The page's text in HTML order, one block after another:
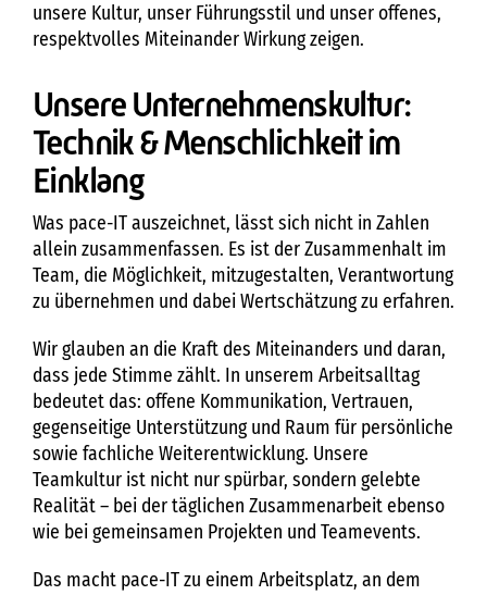
unsere Kultur, unser Führungsstil und unser offenes,
respektvolles Miteinander Wirkung zeigen.
Unsere Unternehmenskultur:
Technik & Menschlichkeit im
Einklang
Was pace-IT auszeichnet, lässt sich nicht in Zahlen
allein zusammenfassen. Es ist der Zusammenhalt im
Team, die Möglichkeit, mitzugestalten, Verantwortung
zu übernehmen und dabei Wertschätzung zu erfahren.
Wir glauben an die Kraft des Miteinanders und daran,
dass jede Stimme zählt. In unserem Arbeitsalltag
bedeutet das: offene Kommunikation, Vertrauen,
gegenseitige Unterstützung und Raum für persönliche
sowie fachliche Weiterentwicklung. Unsere
Teamkultur ist nicht nur spürbar, sondern gelebte
Realität – bei der täglichen Zusammenarbeit ebenso
wie bei gemeinsamen Projekten und Teamevents.
Das macht pace-IT zu einem Arbeitsplatz, an dem